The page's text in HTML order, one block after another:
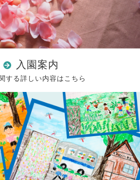
入園案内
する詳しい内容はこちら